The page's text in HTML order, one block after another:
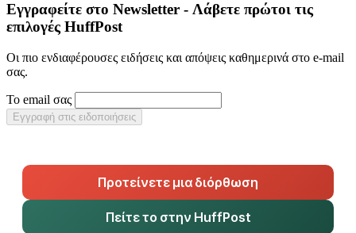
Εγγραφείτε στο Newsletter - Λάβετε πρώτοι τις
επιλογές HuffPost
Οι πιο ενδιαφέρουσες ειδήσεις και απόψεις καθημερινά στο e-mail
σας.
Το email σας
Εγγραφή στις ειδοποιήσεις
Προτείνετε μια διόρθωση
Πείτε το στην HuffPost